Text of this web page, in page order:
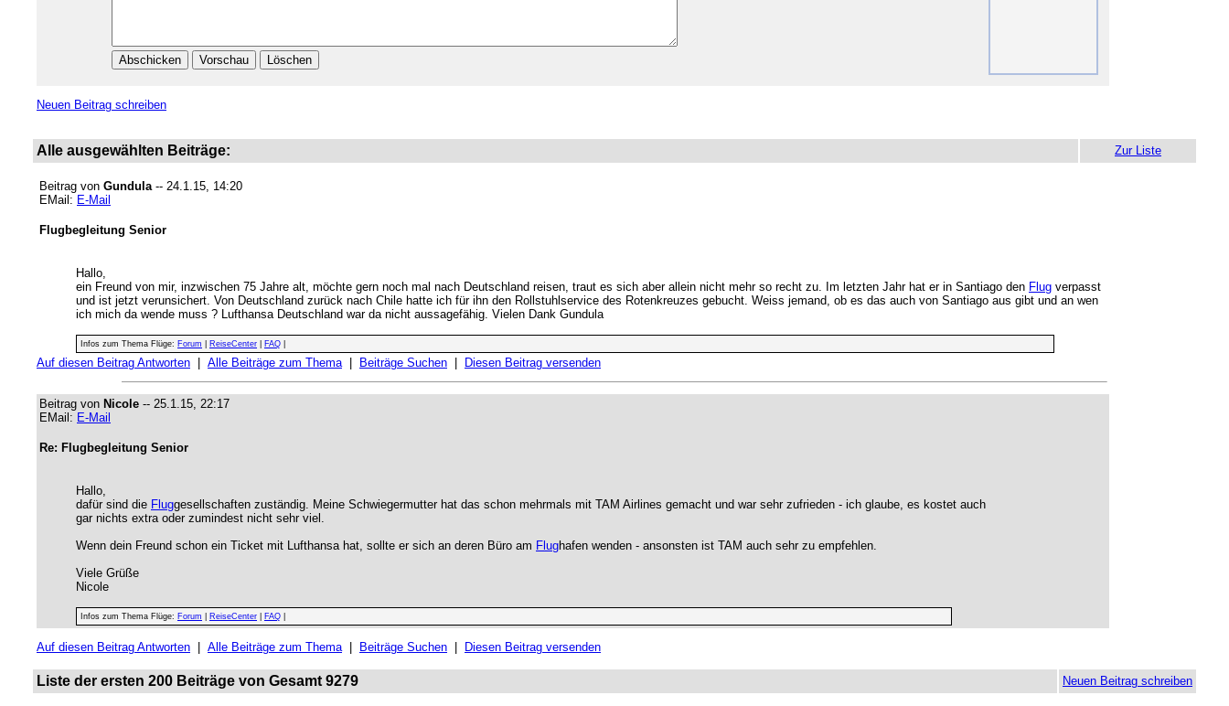
Neuen Beitrag schreiben
Alle ausgewählten Beiträge: Zur Liste
Beitrag von Gundula-- 24.1.15, 14:20
EMail: E-Mail
Flugbegleitung Senior
Hallo,
ein Freund von mir, inzwischen 75 Jahre alt, möchte gern noch mal nach Deutschland reisen, traut es sich aber allein nicht mehr so recht zu. Im letzten Jahr hat er in Santiago den Flug verpasst
und ist jetzt verunsichert. Von Deutschland zurück nach Chile hatte ich für ihn den Rollstuhlservice des Rotenkreuzes gebucht. Weiss jemand, ob es das auch von Santiago aus gibt und an wen
ich mich da wende muss ? Lufthansa Deutschland war da nicht aussagefähig. Vielen Dank Gundula
Infos zum Thema Flüge: Forum ReiseCenter FAQ
Auf diesen Beitrag Antworten Alle Beiträge zum Thema| Beiträge Suchen Diesen Beitrag versenden
Beitrag von Nicole -- 25.1.15, 22:17
EMail: E-Mail
Re: Flugbegleitung Senior
Hallo,
dafür sind die Fluggesellschaften zuständig. Meine Schwiegermutter hat das schon mehrmals mit TAM Airlines gemacht und war sehr zufrieden - ich glaube, es kostet auch
gar nichts extra oder zumindest nicht sehr viel.
Wenn dein Freund schon ein Ticket mit Lufthansa hat, sollte er sich an deren Büro am Flughafen wenden - ansonsten ist TAM auch sehr zu empfehlen.
Viele Grüße
Nicole
Infos zum Thema Flüge: Forum ReiseCenter FAQ
Auf diesen Beitrag Antworten Alle Beiträge zum Thema| Beiträge Suchen Diesen Beitrag versenden
Liste der ersten 200 Beiträge von Gesamt 9279 Neuen Beitrag schreiben